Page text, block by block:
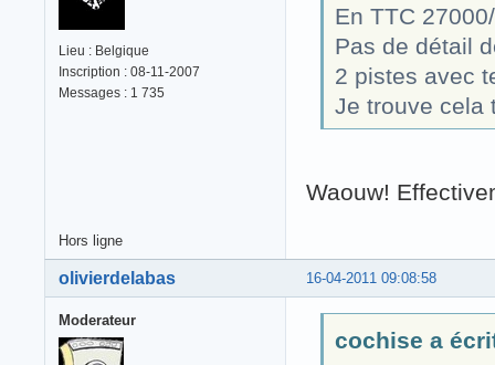
Lieu : Belgique
Inscription : 08-11-2007
Messages : 1 735
En TTC
Pas de détail
2 pistes avec
Je trouve cela
Waouw!
Hors ligne
16-04-2011 09:08:58
olivierdelabas
Moderateur
cochise a